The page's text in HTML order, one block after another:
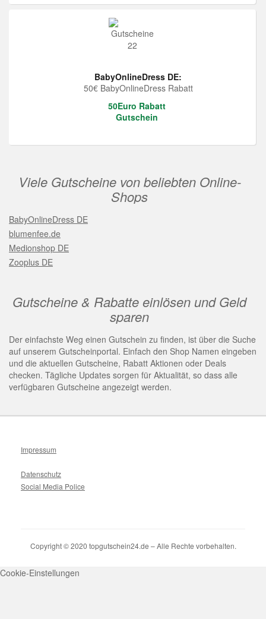
BabyOnlineDress DE:
50€ BabyOnlineDress Rabatt
50Euro Rabatt
Gutschein
Viele Gutscheine von beliebten Online-
Shops
BabyOnlineDress DE
blumenfee.de
Medionshop DE
Zooplus DE
Gutscheine & Rabatte einlösen und Geld
sparen
Der einfachste Weg einen Gutschein zu finden, ist über die Suche
auf unserem Gutscheinportal. Einfach den Shop Namen eingeben
und die aktuellen Gutscheine, Rabatt Aktionen oder Deals
checken. Tägliche Updates sorgen für Aktualität, so dass alle
verfügbaren Gutscheine angezeigt werden.
Impressum
Datenschutz
Social Media Police
Copyright © 2020 topgutschein24.de – Alle Rechte vorbehalten.
Cookie-Einstellungen